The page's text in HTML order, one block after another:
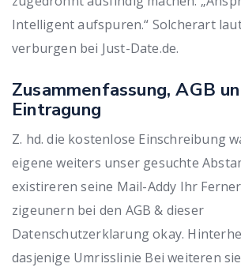
Intelligent aufspuren.“ Solcherart
verburgen bei Just-Date.de.
Zusammenfassung, AGB
Eintragung
Z. hd. die kostenlose Einschreibung
eigene weiters unser gesuchte
existireren seine Mail-Addy Ihr
zigeunern bei den AGB & dieser
Datenschutzerklarung okay.
dasjenige Umrisslinie Bei weiteren